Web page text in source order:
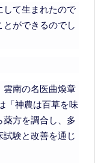
して生まれたので
ができるのでし
雲南の名医曲煥章
「神農は百草を味
方を調合し、多
試験と改善を通じ